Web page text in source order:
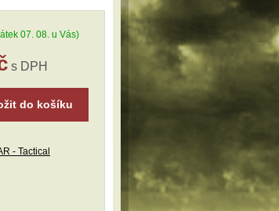
07. 08. u Vás)
s DPH
do košíku
- Tactical